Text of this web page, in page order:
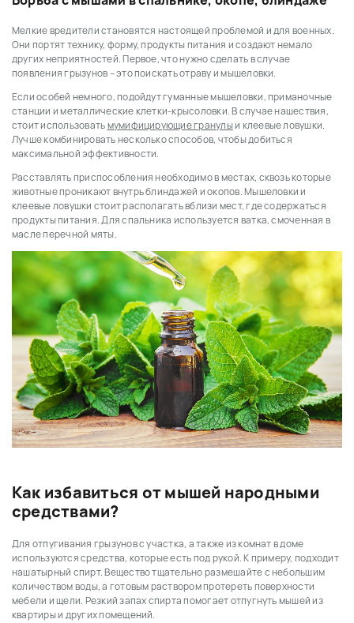
Мелкие вредители становятся настоящей проблемой и для военных.
Они портят технику, форму, продукты питания и создают немало
других неприятностей. Первое, что нужно сделать в случае
появления грызунов – это поискать отраву и мышеловки.
Если особей немного, подойдут гуманные мышеловки, приманочные
станции и металлические клетки-крысоловки. В случае нашествия,
стоит использоватьмумифицирующие гранулыи клеевые ловушки.
Лучше комбинировать несколько способов, чтобы добиться
максимальной эффективности.
Расставлять приспособления необходимо в местах, сквозь которые
животные проникают внутрь блиндажей и окопов. Мышеловки и
клеевые ловушки стоит располагать вблизи мест, где содержаться
продукты питания. Для спальника используется ватка, смоченная в
масле перечной мяты.
Как избавиться от мышей народными
средствами?
Для отпугивания грызунов с участка, а также из комнат в доме
используются средства, которые есть под рукой. К примеру, подходит
нашатырный спирт. Вещество тщательно размешайте с небольшим
количеством воды, а готовым раствором протереть поверхности
мебели и щели. Резкий запах спирта помогает отпугнуть мышей из
квартиры и других помещений.